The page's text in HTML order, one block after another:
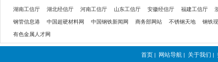
湖南工信厅 湖北经信厅 河南工信厅 山东工信厅 安徽经信厅 福建工信厅
钢管信息港 中国超硬材料网 中国钢铁新闻网 商务部网站 不锈钢天地 钢铁
有色金属人才网
首页 | 网站导航 | 关于我们 |